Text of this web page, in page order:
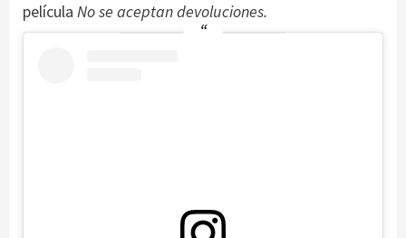
película No se aceptan devoluciones.